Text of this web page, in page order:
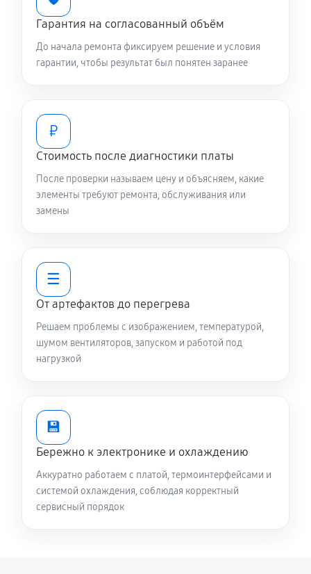
Гарантия на согласованный объём
До начала ремонта фиксируем решение и условия
гарантии, чтобы результат был понятен заранее
₽
Стоимость после диагностики платы
После проверки называем цену и объясняем, какие
элементы требуют ремонта, обслуживания или
замены
☰
От артефактов до перегрева
Решаем проблемы с изображением, температурой,
шумом вентиляторов, запуском и работой под
нагрузкой
💾
Бережно к электронике и охлаждению
Аккуратно работаем с платой, термоинтерфейсами и
системой охлаждения, соблюдая корректный
сервисный порядок